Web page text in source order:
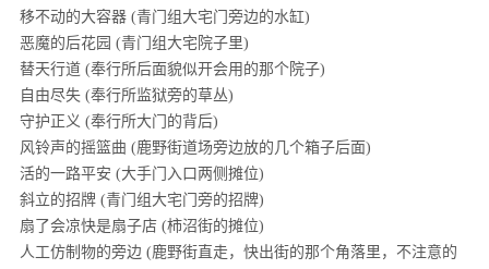
移不动的大容器 (青门组大宅门旁边的水缸)
恶魔的后花园 (青门组大宅院子里)
替天行道 (奉行所后面貌似开会用的那个院子)
自由尽失 (奉行所监狱旁的草丛)
守护正义 (奉行所大门的背后)
风铃声的摇篮曲 (鹿野街道场旁边放的几个箱子后面)
活的一路平安 (大手门入口两侧摊位)
斜立的招牌 (青门组大宅门旁的招牌)
扇了会凉快是扇子店 (柿沼街的摊位)
人工仿制物的旁边 (鹿野街直走，快出街的那个角落里，不注意的